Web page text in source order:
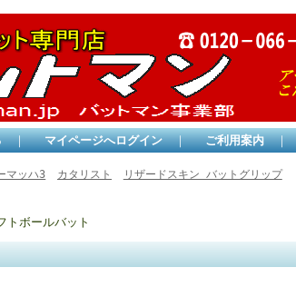
｜ マイページへログイン ｜ ご利用案内 ｜
マッハ3 カタリスト リザードスキン バットグリップ
トボールバット